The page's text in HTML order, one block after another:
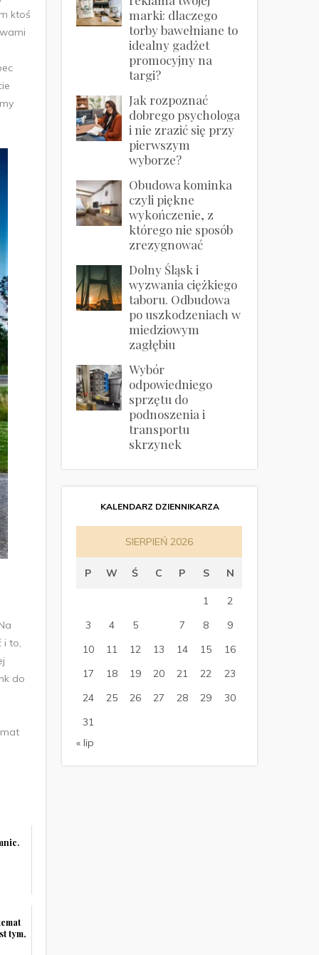
ktoś
i to,
do
tym,
marki: dlaczego
torby bawełniane to
idealny gadżet
promocyjny na
targi?
Jak rozpoznać
dobrego psychologa
i nie zrazić się przy
pierwszym
wyborze?
Obudowa kominka
czyli piękne
wykończenie, z
którego nie sposób
zrezygnować
Dolny Śląsk i
wyzwania ciężkiego
taboru. Odbudowa
po uszkodzeniach w
miedziowym
zagłębiu
Wybór
odpowiedniego
sprzętu do
podnoszenia i
transportu
skrzynek
KALENDARZ DZIENNIKARZA
SIERPIEŃ 2026
P W Ś C P S N
1
2
3
4 5 7 8
9
10
11 12 13 14 15
16
17
18 19 20 21 22
23
24
25 26 27 28 29
30
31
« lip